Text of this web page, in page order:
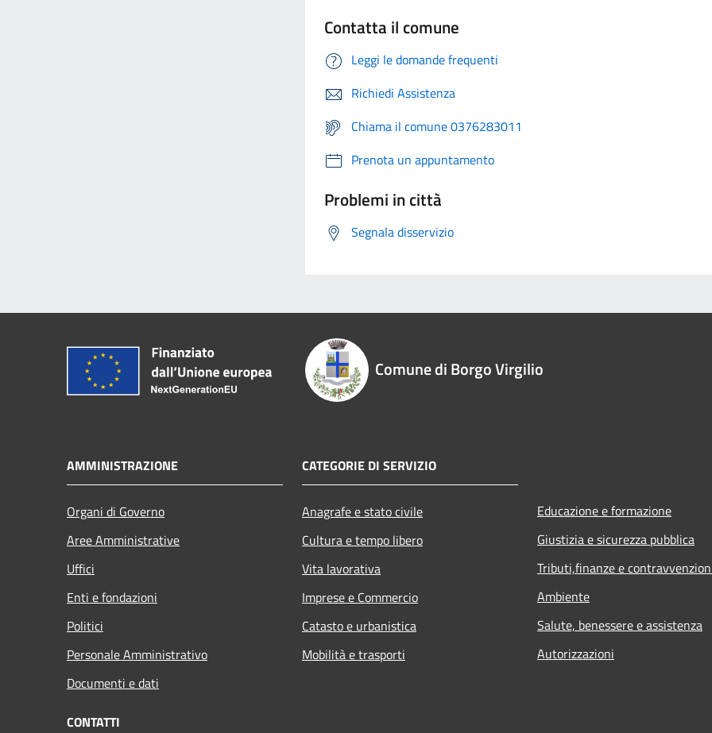
Contatta il comune
Leggi le domande frequenti
Richiedi Assistenza
Chiama il comune 0376283011
Prenota un appuntamento
Problemi in città
Segnala disservizio
Comune di Borgo Virgilio
AMMINISTRAZIONE
Organi di Governo
Aree Amministrative
Uffici
Enti e fondazioni
Politici
Personale Amministrativo
Documenti e dati
CATEGORIE DI SERVIZIO
Anagrafe e stato civile
Cultura e tempo libero
Vita lavorativa
Imprese e Commercio
Catasto e urbanistica
Mobilità e trasporti
Educazione e formazione
Giustizia e sicurezza pubblica
Tributi,finanze e
Ambiente
Salute, benessere e assistenza
Autorizzazioni
CONTATTI